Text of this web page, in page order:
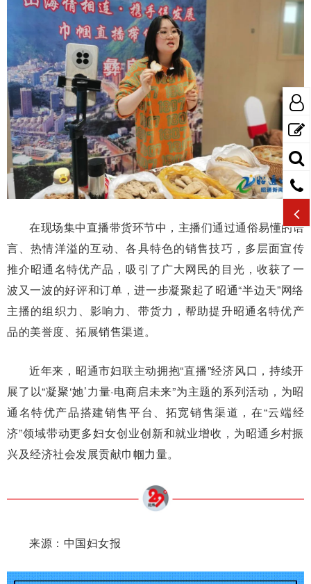
在现场集中直播带货环节中，主播们通过通俗易懂的语
言、热情洋溢的互动、各具特色的销售技巧，多层面宣传
推介昭通名特优产品，吸引了广大网民的目光，收获了一
波又一波的好评和订单，进一步凝聚起了昭通“半边天”网络
主播的组织力、影响力、带货力，帮助提升昭通名特优产
品的美誉度、拓展销售渠道。
近年来，昭通市妇联主动拥抱“直播”经济风口，持续开
展了以“凝聚‘她’力量·电商启未来”为主题的系列活动，为昭
通名特优产品搭建销售平台、拓宽销售渠道，在“云端经
济”领域带动更多妇女创业创新和就业增收，为昭通乡村振
兴及经济社会发展贡献巾帼力量。
来源：中国妇女报